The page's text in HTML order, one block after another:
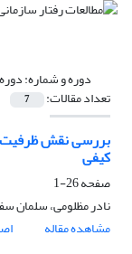
دوره و شماره:دوره 4، 2 (پیاپی 13) - شماره پیاپی
تعداد مقالات: 7
بررسی نقش ظرفیت
کیفی
صفحه26-1
نادر مظلومی، سلمان
مشاهده مقاله